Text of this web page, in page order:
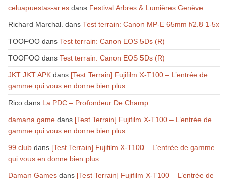
celuapuestas-ar.esdans Festival Arbres & Lumières Genève
Richard Marchal. dans Test terrain: Canon MP-E 65mm f/2.8 1-5x
TOOFOOdans Test terrain: Canon EOS 5Ds (R)
TOOFOOdans Test terrain: Canon EOS 5Ds (R)
JKT JKT APKdans [Test Terrain] Fujifilm X-T100 – L’entrée de
gamme qui vous en donne bien plus
Ricodans La PDC – Profondeur De Champ
damana gamedans [Test Terrain] Fujifilm X-T100 – L’entrée de
gamme qui vous en donne bien plus
99 clubdans [Test Terrain] Fujifilm X-T100 – L’entrée de gamme
qui vous en donne bien plus
Daman Gamesdans [Test Terrain] Fujifilm X-T100 – L’entrée de